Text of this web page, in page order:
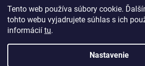
Tento web používa súbory cookie.
tohto webu vyjadrujete súhlas s ich
informácií tu.
Nastavenie